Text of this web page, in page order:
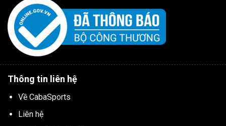
Thông tin liên hệ
Về CabaSports
Liên hệ